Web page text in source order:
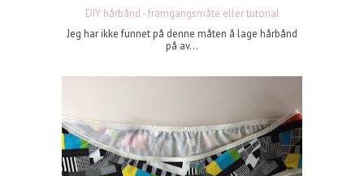
DIY hårbånd - framgangsmåte eller tutorial
Jeg har ikke funnet på denne måten å lage hårbånd
på av...